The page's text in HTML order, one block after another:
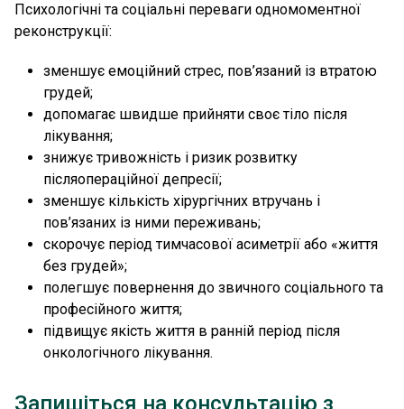
Психологічні та соціальні переваги одномоментної
реконструкції:
зменшує емоційний стрес, пов’язаний із втратою
грудей;
допомагає швидше прийняти своє тіло після
лікування;
знижує тривожність і ризик розвитку
післяопераційної депресії;
зменшує кількість хірургічних втручань і
пов’язаних із ними переживань;
скорочує період тимчасової асиметрії або «життя
без грудей»;
полегшує повернення до звичного соціального та
професійного життя;
підвищує якість життя в ранній період після
онкологічного лікування.
Запишіться на консультацію з